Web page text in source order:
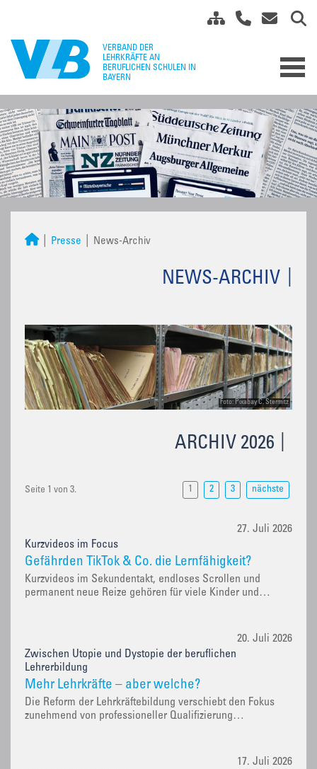
Presse News-Archiv
NEWS-ARCHIV
Foto: Pixabay C. Stermitz
ARCHIV 2026
Seite 1 von 3. 1 2 3 nächste
27. Juli 2026
Kurzvideos im Focus
Gefährden TikTok & Co. die Lernfähigkeit?
Kurzvideos im Sekundentakt, endloses Scrollen und
permanent neue Reize gehören für viele Kinder und…
20. Juli 2026
Zwischen Utopie und Dystopie der beruflichen
Lehrerbildung
Mehr Lehrkräfte – aber welche?
Die Reform der Lehrkräftebildung verschiebt den Fokus
zunehmend von professioneller Qualifizierung…
17. Juli 2026